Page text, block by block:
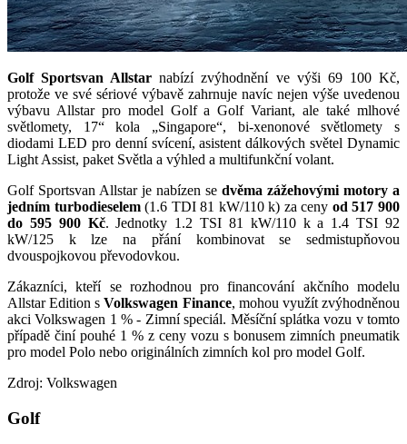
Golf Sportsvan Allstar nabízí zvýhodnění ve výši 69 100 Kč,
protože ve své sériové výbavě zahrnuje navíc nejen výše uvedenou
výbavu Allstar pro model Golf a Golf Variant, ale také mlhové
světlomety, 17“ kola „Singapore“, bi-xenonové světlomety s
diodami LED pro denní svícení, asistent dálkových světel Dynamic
Light Assist, paket Světla a výhled a multifunkční volant.
Golf Sportsvan Allstar je nabízen se dvěma zážehovými motory a
jedním turbodieselem(1.6 TDI 81 kW/110 k) za ceny od 517 900
do 595 900 Kč. Jednotky 1.2 TSI 81 kW/110 k a 1.4 TSI 92
kW/125 k lze na přání kombinovat se sedmistupňovou
dvouspojkovou převodovkou.
Zákazníci, kteří se rozhodnou pro financování akčního modelu
Allstar Edition sVolkswagen Finance, mohou využít zvýhodněnou
akci Volkswagen 1 % - Zimní speciál. Měsíční splátka vozu v tomto
případě činí pouhé 1 % z ceny vozu s bonusem zimních pneumatik
pro model Polo nebo originálních zimních kol pro model Golf.
Zdroj: Volkswagen
Golf